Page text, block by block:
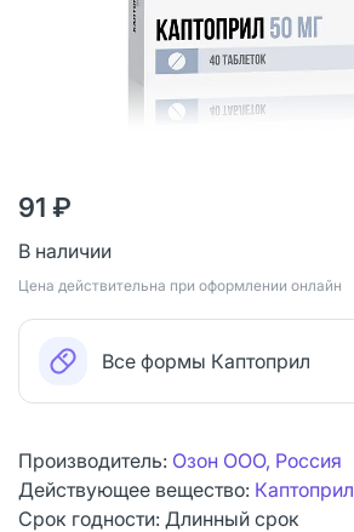
91 ₽
В наличии
Цена действительна при оформлении онлайн
Все формы Каптоприл
Производитель: Озон ООО, Россия
Действующее вещество: Каптоприл
Срок годности: Длинный срок